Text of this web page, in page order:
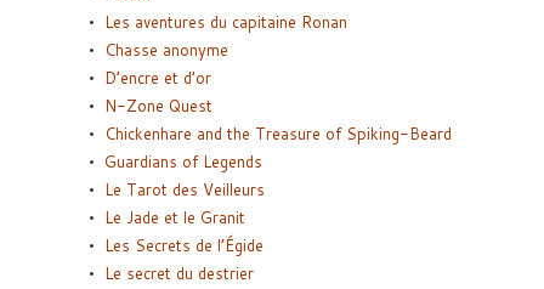
Les aventures du capitaine Ronan
Chasse anonyme
D’encre et d’or
N-Zone Quest
Chickenhare and the Treasure of Spiking-Beard
Guardians of Legends
Le Tarot des Veilleurs
Le Jade et le Granit
Les Secrets de l’Égide
Le secret du destrier